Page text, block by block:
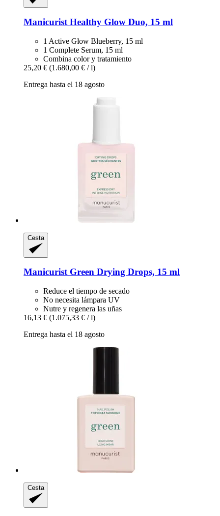
ManicuristHealthy Glow Duo, 15 ml
1 Active Glow Blueberry, 15 ml
1 Complete Serum, 15 ml
Combina color y tratamiento
25,20 € (1.680,00 € / l)
Entrega hasta el 18 agosto
Cesta
ManicuristGreen Drying Drops, 15 ml
Reduce el tiempo de secado
No necesita lámpara UV
Nutre y regenera las uñas
16,13 € (1.075,33 € / l)
Entrega hasta el 18 agosto
Cesta